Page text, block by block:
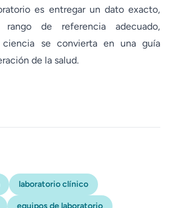
es entregar un dato exacto,
de referencia adecuado,
se convierta en una guía
de la salud.
laboratorio clínico
equipos de laboratorio